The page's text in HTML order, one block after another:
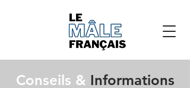
Conseils & Informations